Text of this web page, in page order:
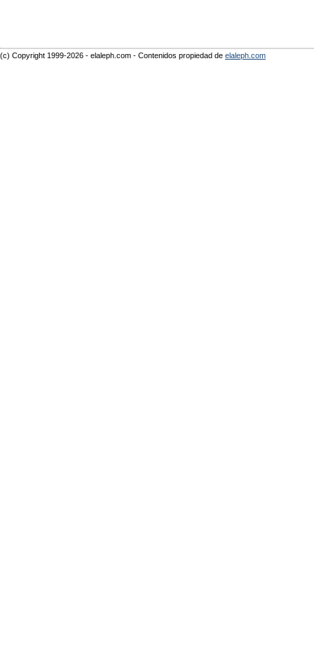
(c) Copyright 1999-2026 - elaleph.com - Contenidos propiedad de elaleph.com